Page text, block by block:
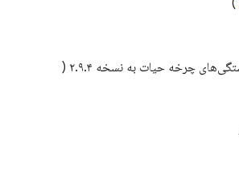
)
چرخه حیات به نسخه ۲.۹.۴ (